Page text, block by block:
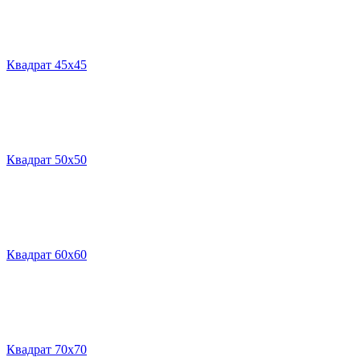
Квадрат 45х45
Квадрат 50х50
Квадрат 60х60
Квадрат 70х70